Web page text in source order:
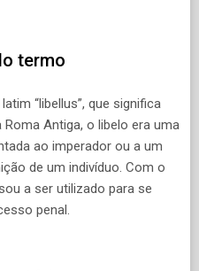
termo
“libellus”, que significa
Roma Antiga, o libelo era uma
ao imperador ou a um
de um indivíduo. Com o
a ser utilizado para se
penal.